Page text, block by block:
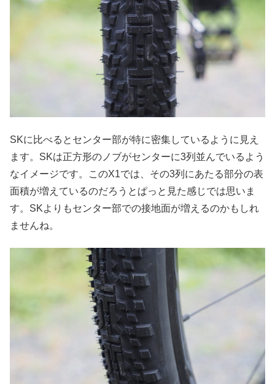
SKに比べるとセンター部が特に密集しているように見え
ます。SKは正方形のノブがセンターに3列並んでいるよう
なイメージです。このX1では、その3列にあたる部分の表
面積が増えているのだろうとぱっと見た感じでは思いま
す。SKよりもセンター部での接地面が増えるのかもしれ
ませんね。